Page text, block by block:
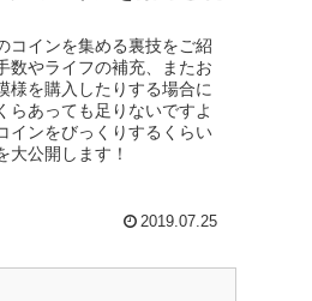
コインを集める裏技をご紹
数やライフの補充、またお
様を購入したりする場合に
らあっても足りないですよ
インをびっくりするくらい
大公開します！
2019.07.25